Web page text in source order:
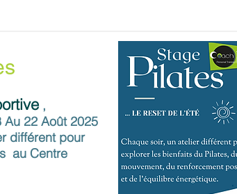
,
22 Août 2025
différent pour
au Centre